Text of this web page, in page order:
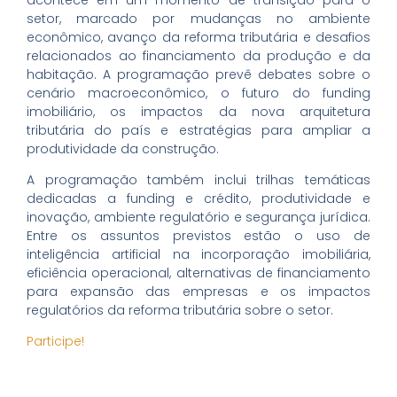
setor, marcado por mudanças no ambiente
econômico, avanço da reforma tributária e desafios
relacionados ao financiamento da produção e da
habitação. A programação prevê debates sobre o
cenário macroeconômico, o futuro do funding
imobiliário, os impactos da nova arquitetura
tributária do país e estratégias para ampliar a
produtividade da construção.
A programação também inclui trilhas temáticas
dedicadas a funding e crédito, produtividade e
inovação, ambiente regulatório e segurança jurídica.
Entre os assuntos previstos estão o uso de
inteligência artificial na incorporação imobiliária,
eficiência operacional, alternativas de financiamento
para expansão das empresas e os impactos
regulatórios da reforma tributária sobre o setor.
Participe!